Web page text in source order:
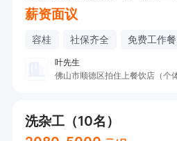
薪资面议
容桂 社保齐全 免费工作餐
叶先生
佛山市顺德区拍住上餐饮店（个
洗杂工（10名）